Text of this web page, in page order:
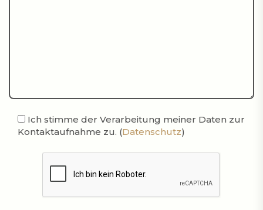
Ich stimme der Verarbeitung meiner Daten zur
Kontaktaufnahme zu. (Datenschutz)